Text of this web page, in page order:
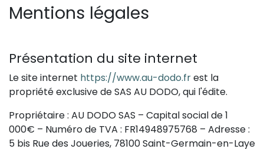
Mentions légales
Présentation du site internet
Le site internet https://www.au-dodo.frest la
propriété exclusive de SAS AU DODO, qui l'édite.
Propriétaire : AU DODO SAS – Capital social de 1
000€ – Numéro de TVA : FR14948975768 – Adresse :
5 bis Rue des Joueries, 78100 Saint-Germain-en-Laye